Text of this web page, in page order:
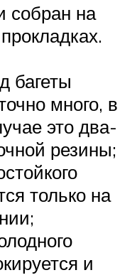
собран на
багеты
много, в
это два-
резины;
только на
и